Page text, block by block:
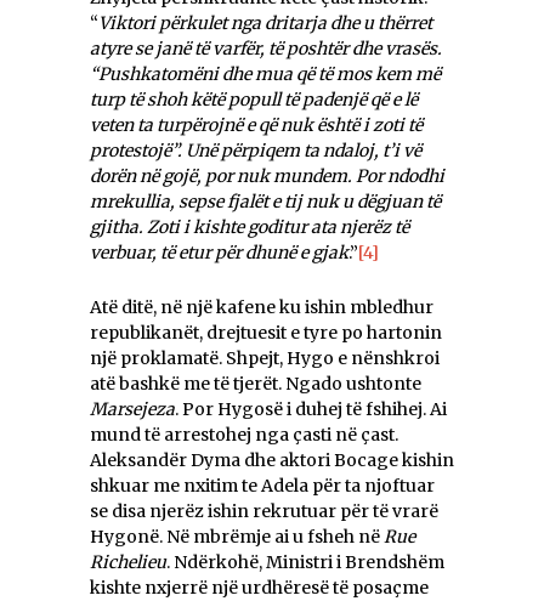
“Viktori përkulet nga dritarja dhe u thërret
atyre se janë të varfër, të poshtër dhe vrasës.
“Pushkatomëni dhe mua që të mos kem më
turp të shoh këtë popull të padenjë që e lë
veten ta turpërojnë e që nuk është i zoti të
protestojë”. Unë përpiqem ta ndaloj, t’i vë
dorën në gojë, por nuk mundem. Por ndodhi
mrekullia, sepse fjalët e tij nuk u dëgjuan të
gjitha. Zoti i kishte goditur ata njerëz të
verbuar, të etur për dhunë e gjak.”[4]
Atë ditë, në një kafene ku ishin mbledhur
republikanët, drejtuesit e tyre po hartonin
një proklamatë. Shpejt, Hygo e nënshkroi
atë bashkë me të tjerët. Ngado ushtonte
Marsejeza. Por Hygosë i duhej të fshihej. Ai
mund të arrestohej nga çasti në çast.
Aleksandër Dyma dhe aktori Bocage kishin
shkuar me nxitim te Adela për ta njoftuar
se disa njerëz ishin rekrutuar për të vrarë
Hygonë. Në mbrëmje ai u fsheh nëRue
Richelieu. Ndërkohë, Ministri i Brendshëm
kishte nxjerrë një urdhëresë të posaçme